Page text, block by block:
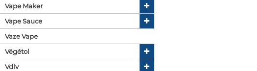
Vape Maker
Vape Sauce
Vaze Vape
Végétol
Vdlv